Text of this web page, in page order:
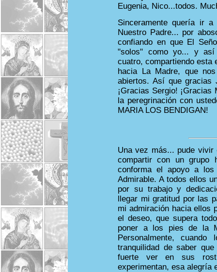
Eugenia, Nico...todos.
Sinceramente quería ir
Nuestro Padre... por
confiando en que El
"solos" como yo... y así
cuatro, compartiendo esta
hacia La Madre, que
abiertos. Así que gracias
¡Gracias Sergio!
la peregrinación con
MARIA LOS BENDIGAN!
Una vez más... pude vivir
compartir con un grupo
conforma el apoyo a
Admirable. A todos ellos
por su trabajo y
llegar mi gratitud por las
mi admiración hacia ellos
el deseo, que supera
poner a los pies de la
Personalmente,
tranquilidad de saber
fuerte ver en sus
experimentan, esa alegría